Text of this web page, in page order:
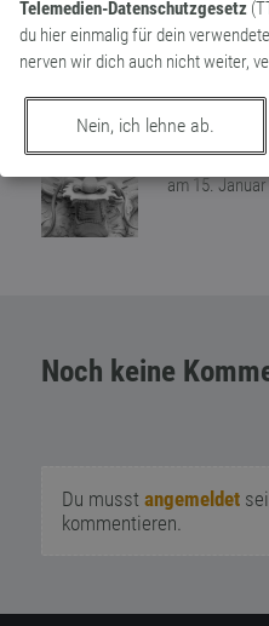
Telemedien-Datenschutzgesetz
du hier einmalig für dein
nerven wir dich auch nicht weiter,
Nein, ich lehne ab.
früher Sonderschüler
Begriff wurde inzwischen
erschaffen von
am 15.
Noch keine
Du musst angemeldet
kommentieren.